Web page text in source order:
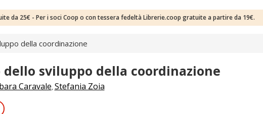
da 25€ - Per i soci Coop o con tessera fedeltà Librerie.coop gratuite a partire da 19€.
della coordinazione
sviluppo della coordinazione
Caravale, Stefania Zoia